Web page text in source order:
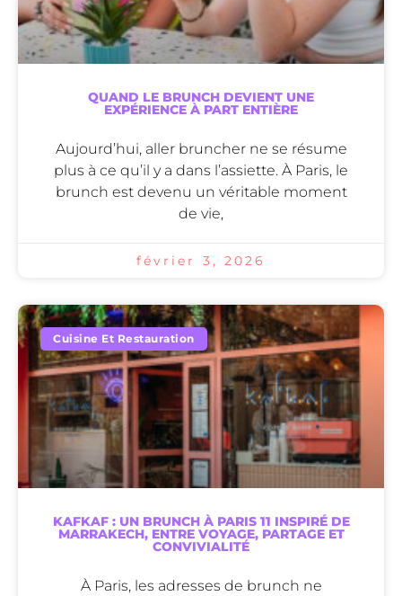
QUAND LE BRUNCH DEVIENT UNE
EXPÉRIENCE À PART ENTIÈRE
Aujourd’hui, aller bruncher ne se résume
plus à ce qu’il y a dans l’assiette. À Paris, le
brunch est devenu un véritable moment
de vie,
février 3, 2026
Cuisine Et Restauration
KAFKAF : UN BRUNCH À PARIS 11 INSPIRÉ DE
MARRAKECH, ENTRE VOYAGE, PARTAGE ET
CONVIVIALITÉ
À Paris, les adresses de brunch ne